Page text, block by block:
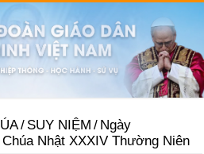
/ SUY NIỆM / Ngày
Nhật XXXIV Thường Niên